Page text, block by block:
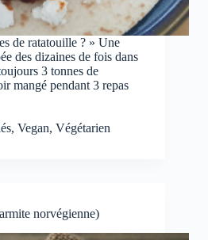
de ratatouille ? » Une
des dizaines de fois dans
3 tonnes de
mangé pendant 3 repas
, Vegan, Végétarien
norvégienne)